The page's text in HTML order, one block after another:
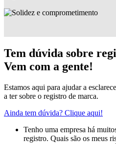
Tem dúvida sobre
Vem com a gente!
Estamos aqui para ajudar a
a ter sobre o registro de marca.
Ainda tem dúvida? Clique aqui!
Tenho uma empresa há
registro. Quais são os meus